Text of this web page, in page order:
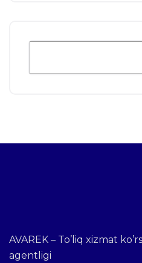
AVAREK – To’liq xizmat
agentligi